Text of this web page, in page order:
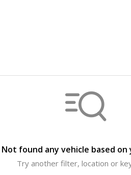
Not found any vehicle based
Try another filter, location or